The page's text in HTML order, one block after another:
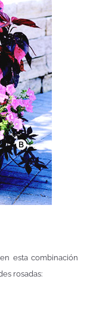
esta combinación
rosadas: